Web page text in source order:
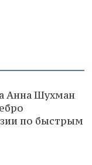
Анна Шухман
по быстрым